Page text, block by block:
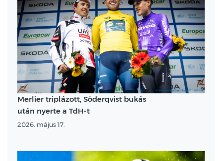
Merlier triplázott, Söderqvist bukás
után nyerte a TdH-t
2026. május 17.